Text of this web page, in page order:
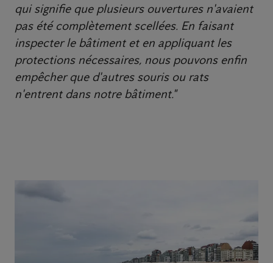
qui signifie que plusieurs ouvertures n'avaient
pas été complètement scellées. En faisant
inspecter le bâtiment et en appliquant les
protections nécessaires, nous pouvons enfin
empêcher que d'autres souris ou rats
n'entrent dans notre bâtiment."